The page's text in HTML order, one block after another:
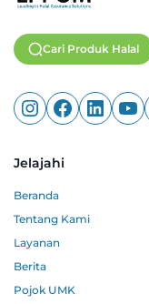
Cari Produk Halal
Jelajahi
Beranda
Tentang Kami
Layanan
Berita
Pojok UMK